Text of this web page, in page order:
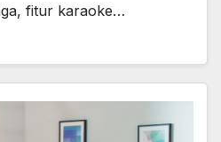
fitur karaoke…